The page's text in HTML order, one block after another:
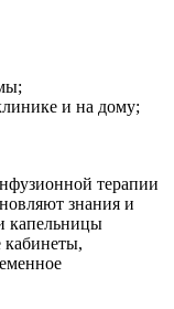
и на дому;
терапии
знания и
капельницы
кабинеты,